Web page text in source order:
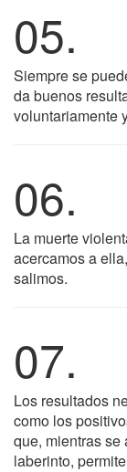
05.
Siempre se
da buenos
voluntariamente
06.
La muerte
acercamos a
salimos.
07.
Los resultados
como los
que, mientras se
laberinto,